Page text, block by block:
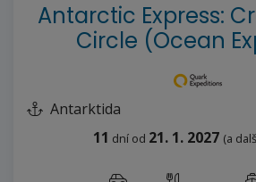
Antarctic Express:
Circle (Ocean
Antarktida
11 dní od 21. 1. 2027 (a